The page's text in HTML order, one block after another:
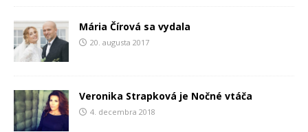
Mária Čírová sa vydala
20. augusta 2017
Veronika Strapková je Nočné vtáča
4. decembra 2018